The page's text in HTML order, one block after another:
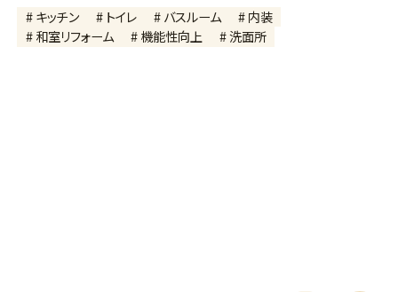
# キッチン # トイレ # バスルーム
# 内装
# 和室リフォーム
# 機能性向上 # 洗面所